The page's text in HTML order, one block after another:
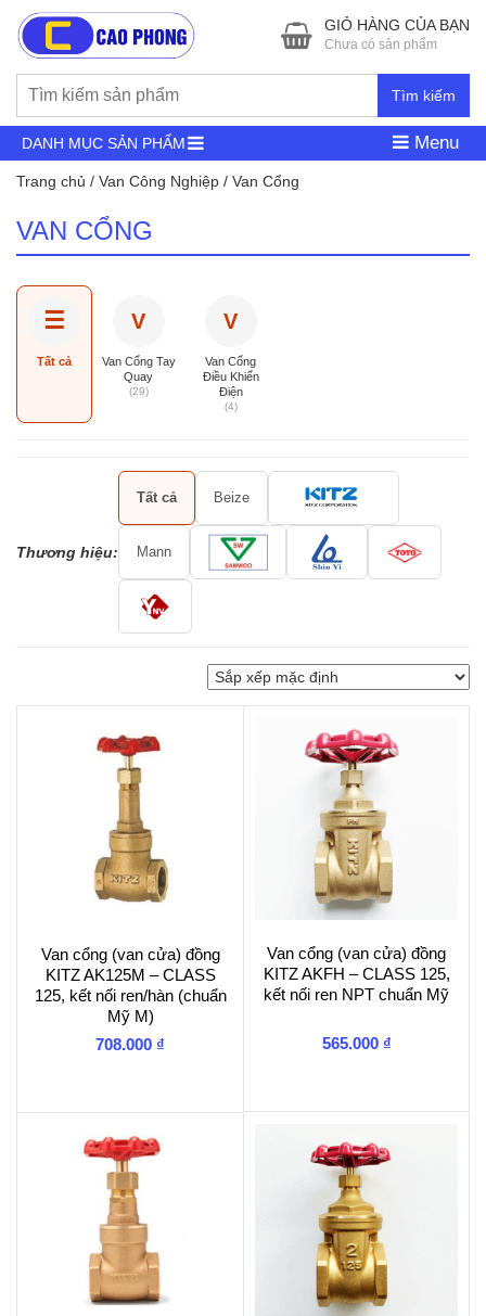
Tìm kiếm
GIỎ HÀNG CỦA BẠN
Chưa có sản phẩm
DANH MỤC SẢN PHẨM Menu
Trang chủ / Van Công Nghiệp / Van Cổng
VAN CỔNG
☰
Tất cả
V
Van Cổng Tay
Quay
(29)
V
Van Cổng
Điều Khiển
Điện
(4)
Thương hiệu:
Tất cả Beize
Mann
Van cổng (van cửa) đồng
KITZ AK125M – CLASS
125, kết nối ren/hàn (chuẩn
Mỹ M)
708.000 ₫
Van cổng (van cửa) đồng
KITZ AKFH – CLASS 125,
kết nối ren NPT chuẩn Mỹ
565.000 ₫